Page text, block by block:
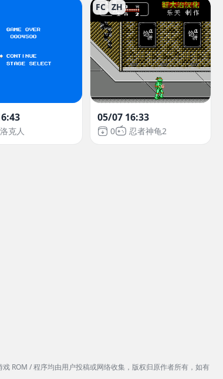
洛克人
FC ZH
05/07 16:33
0 忍者神龟2
ROM / 程序均由用户投稿或网络收集，版权归原作者所有，如有